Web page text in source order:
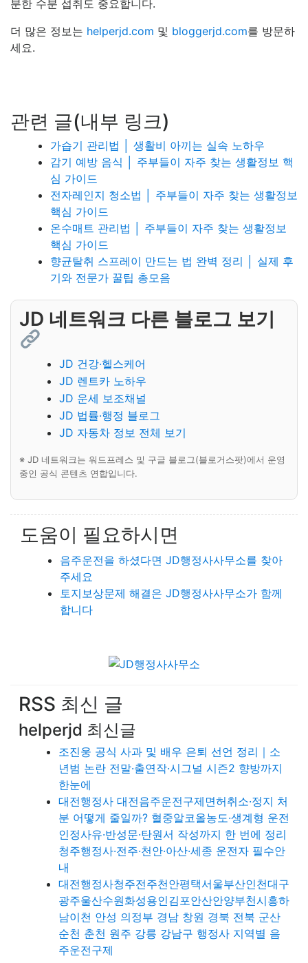
분한 수분 섭취도 중요합니다.
더 많은 정보는 helperjd.com 및 bloggerjd.com를 방문하
세요.
관련 글(내부 링크)
가습기 관리법 │ 생활비 아끼는 실속 노하우
감기 예방 음식 │ 주부들이 자주 찾는 생활정보 핵
심 가이드
전자레인지 청소법 │ 주부들이 자주 찾는 생활정보
핵심 가이드
온수매트 관리법 │ 주부들이 자주 찾는 생활정보
핵심 가이드
향균탈취 스프레이 만드는 법 완벽 정리 │ 실제 후
기와 전문가 꿀팁 총모음
JD 네트워크 다른 블로그 보기
JD 건강·헬스케어
JD 렌트카 노하우
JD 운세 보조채널
JD 법률·행정 블로그
JD 자동차 정보 전체 보기
※ JD 네트워크는 워드프레스 및 구글 블로그(블로거스팟)에서 운영
중인 공식 콘텐츠 연합입니다.
도움이 필요하시면
음주운전을 하셨다면 JD행정사사무소를 찾아
주세요
토지보상문제 해결은 JD행정사사무소가 함께
합니다
RSS 최신 글
helperjd 최신글
조진웅 공식 사과 및 배우 은퇴 선언 정리｜소
년범 논란 전말·출연작·시그널 시즌2 향방까지
한눈에
대전행정사 대전음주운전구제면허취소·정지 처
분 어떻게 줄일까? 혈중알코올농도·생계형 운전
인정사유·반성문·탄원서 작성까지 한 번에 정리
청주행정사·전주·천안·아산·세종 운전자 필수안
내
대전행정사청주전주천안평택서울부산인천대구
광주울산수원화성용인김포안산안양부천시흥하
남이천 안성 의정부 경남 창원 경북 전북 군산
순천 춘천 원주 강릉 강남구 행정사 지역별 음
주운전구제